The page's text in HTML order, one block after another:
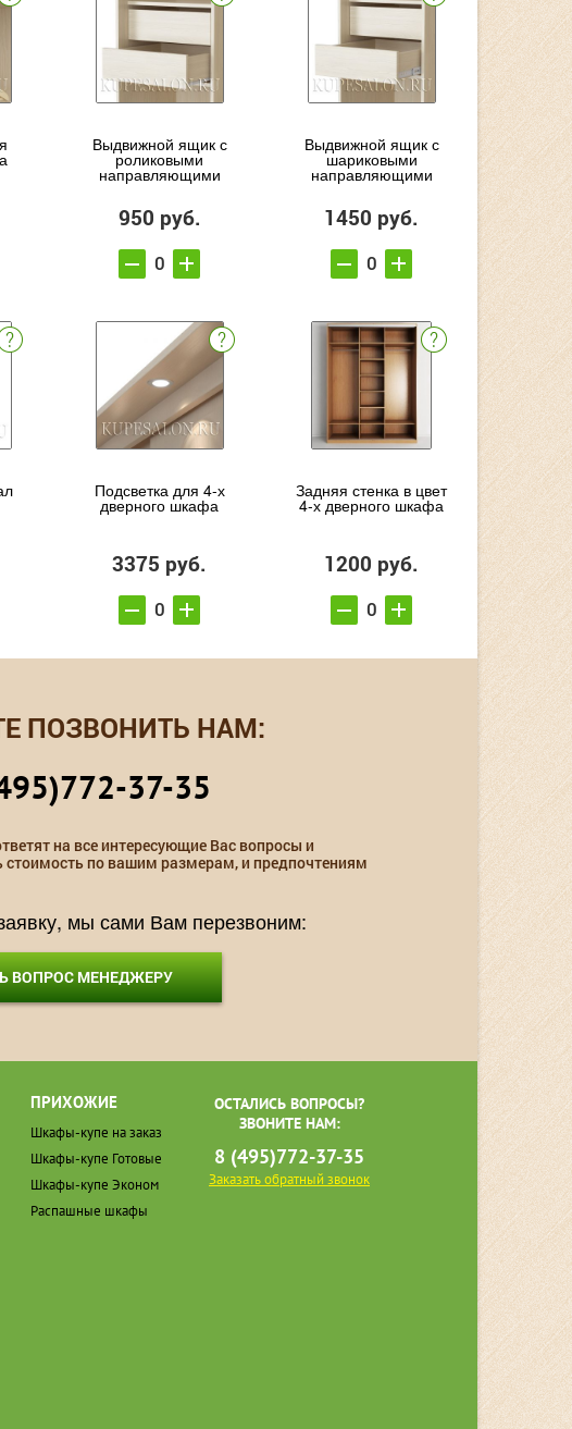
Выдвижной ящик с
роликовыми
направляющими
950 руб.
Выдвижной ящик с
шариковыми
направляющими
1450 руб.
Подсветка для 4-х
дверного шкафа
3375 руб.
Задняя стенка в цвет
4-х дверного шкафа
1200 руб.
ПОЗВОНИТЬ НАМ:
37-35
на все интересующие Вас вопросы и
стоимость по вашим размерам, и предпочтениям
мы сами Вам перезвоним:
ВОПРОС МЕНЕДЖЕРУ
ПРИХОЖИЕ
Шкафы-купе на заказ
Шкафы-купе Готовые
Шкафы-купе Эконом
Распашные шкафы
ОСТАЛИСЬ ВОПРОСЫ?
ЗВОНИТЕ НАМ:
8 (495)772-37-35
Заказать обратный звонок